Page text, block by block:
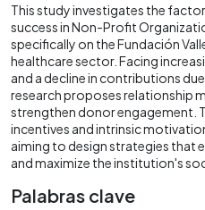
This study investigates the
success in Non-Profit
specifically on the Fundación
healthcare sector. Facing
and a decline in contributions
research proposes relationship
strengthen donor engagement.
incentives and intrinsic
aiming to design strategies that
and maximize the institution's
Palabras clave